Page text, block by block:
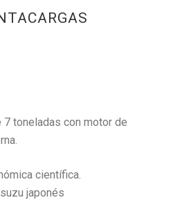
7 toneladas con motor de
científica.
japonés